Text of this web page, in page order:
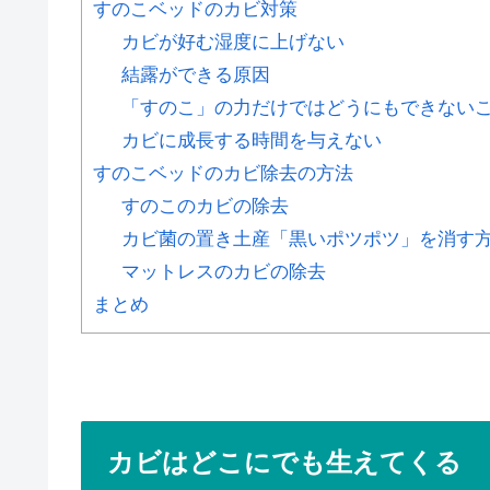
すのこベッドのカビ対策
カビが好む湿度に上げない
結露ができる原因
「すのこ」の力だけではどうにもできない
カビに成長する時間を与えない
すのこベッドのカビ除去の方法
すのこのカビの除去
カビ菌の置き土産「黒いポツポツ」を消す
マットレスのカビの除去
まとめ
カビはどこにでも生えてくる